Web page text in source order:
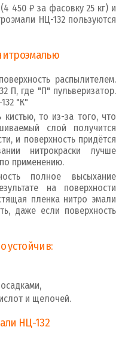
450 ₽ за фасовку 25 кг) и
НЦ-132 пользуются
распылителем.
П, где "П" пульверизатор.
"К"
кистью, то из-за того, что
слой получится
и поверхность придётся
нитрокраски лучше
применению.
полное высыхание
на поверхности
пленка нитро эмали
даже если поверхность
устойчив:
и щелочей.
НЦ-132